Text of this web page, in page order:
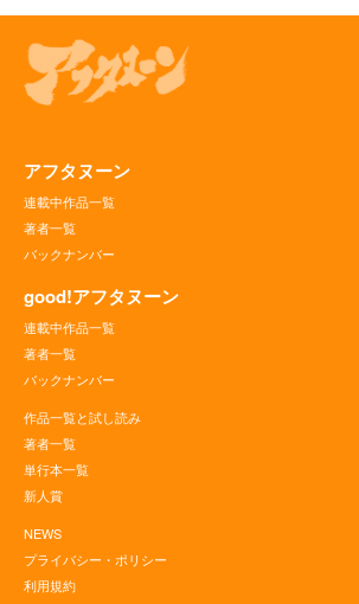
アフタヌーン
連載中作品一覧
著者一覧
バックナンバー
good!アフタヌーン
連載中作品一覧
著者一覧
バックナンバー
作品一覧と試し読み
著者一覧
単行本一覧
新人賞
NEWS
プライバシー・ポリシー
利用規約